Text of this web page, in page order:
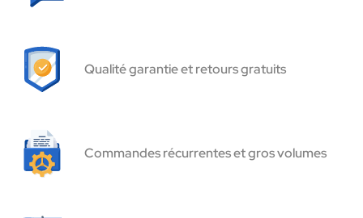
Qualité garantie et retours gratuits
Commandes récurrentes et gros volumes